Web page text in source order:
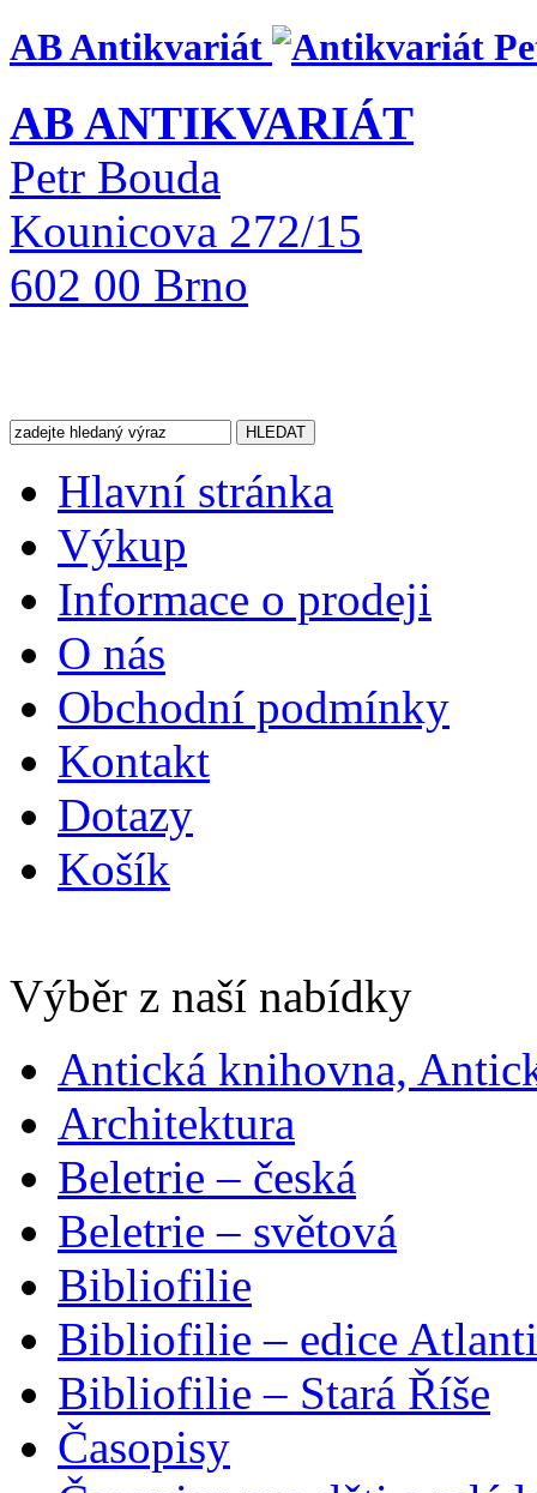
AB Antikvariát
AB ANTIKVARIÁT
Petr Bouda
Kounicova 272/15
602 00 Brno
Hlavní stránka
Výkup
Informace o prodeji
O nás
Obchodní podmínky
Kontakt
Dotazy
Košík
Výběr z naší nabídky
Antická knihovna,
Architektura
Beletrie – česká
Beletrie – světová
Bibliofilie
Bibliofilie – edice
Bibliofilie – Stará Říše
Časopisy